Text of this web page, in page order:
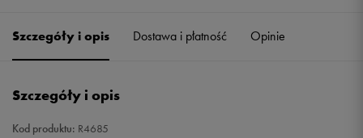
L Powiadom o dostępności
Szczegóły i opis Dostawa i płatność Opinie
Szczegóły i opis
Kod produktu: R4685